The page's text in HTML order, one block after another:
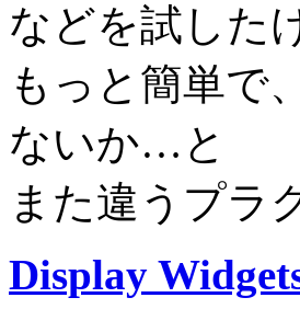
などを試した
もっと簡単で
ないか…と
また違うプラ
Display